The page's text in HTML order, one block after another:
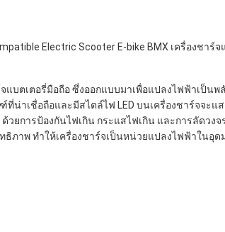
Electric Scooter E-bike BMX เครื่องชาร์จ
แบตเตอรี่มือถือ ซึ่งออกแบบมาเพื่อแปลงไฟฟ้าเป็
น่าเชื่อถือและมีสไตล์ไฟ LED บนเครื่องชาร์จจะ
วยการป้องกันไฟเกิน กระแสไฟเกิน และการลัดว
ภาพ ทำให้เครื่องชาร์จเป็นหน่วยแปลงไฟฟ้าในอุ